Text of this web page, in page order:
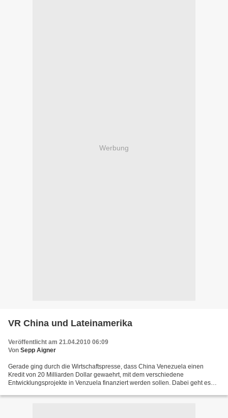
Werbung
VR China und Lateinamerika
Veröffentlicht am 21.04.2010 06:09
Von Sepp Aigner
Gerade ging durch die Wirtschaftspresse, dass China Venezuela einen
Kredit von 20 Milliarden Dollar gewaehrt, mit dem verschiedene
Entwicklungsprojekte in Venzuela finanziert werden sollen. Dabei geht es